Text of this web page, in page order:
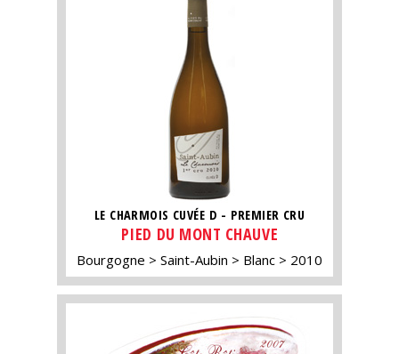
LE CHARMOIS CUVÉE D - PREMIER CRU
PIED DU MONT CHAUVE
Bourgogne Saint-Aubin Blanc 2010